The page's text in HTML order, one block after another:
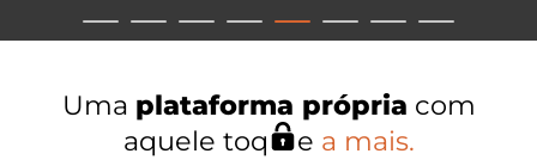
Uma plataforma própria com
aquele toq e a mais.